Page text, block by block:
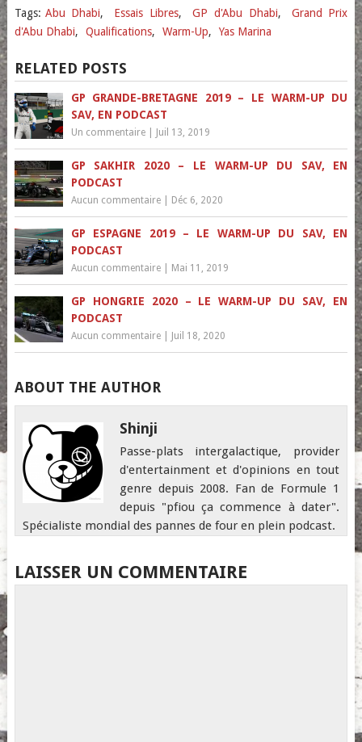
Tags: Abu Dhabi, Essais Libres, GP d'Abu Dhabi,
Grand Prix
d'Abu Dhabi, Qualifications, Warm-Up, Yas Marina
RELATED POSTS
GP GRANDE-BRETAGNE 2019 – LE WARM-UP DU
SAV, EN PODCAST
Un commentaire| Juil 13, 2019
GP SAKHIR 2020 – LE WARM-UP DU SAV, EN
PODCAST
Aucun commentaire| Déc 6, 2020
GP ESPAGNE 2019 – LE WARM-UP DU SAV, EN
PODCAST
Aucun commentaire| Mai 11, 2019
GP HONGRIE 2020 – LE WARM-UP DU SAV, EN
PODCAST
Aucun commentaire| Juil 18, 2020
ABOUT THE AUTHOR
Shinji
Passe-plats intergalactique, provider
d'entertainment et d'opinions en tout
genre depuis 2008. Fan de Formule 1
depuis "pfiou ça commence à dater".
Spécialiste mondial des pannes de four en plein podcast.
LAISSER UN COMMENTAIRE